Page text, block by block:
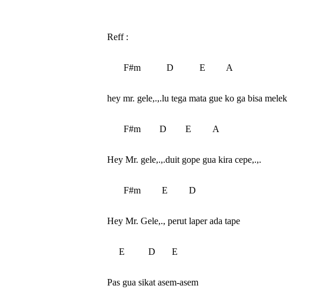
Reff :
F#m           D           E         A
hey mr. gele,.,.lu tega mata gue ko ga bisa melek
F#m        D        E         A
Hey Mr. gele,.,.duit gope gua kira cepe,.,.
F#m         E         D
Hey Mr. Gele,., perut laper ada tape
E          D       E
Pas gua sikat asem-asem